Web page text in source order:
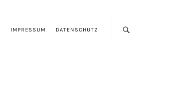
IMPRESSUM DATENSCHUTZ